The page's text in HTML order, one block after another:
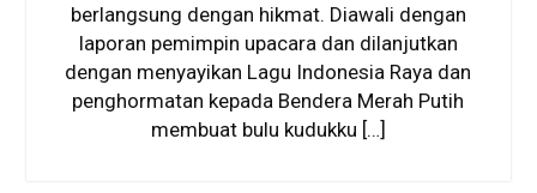
berlangsung dengan hikmat. Diawali dengan
laporan pemimpin upacara dan dilanjutkan
dengan menyayikan Lagu Indonesia Raya dan
penghormatan kepada Bendera Merah Putih
membuat bulu kudukku […]